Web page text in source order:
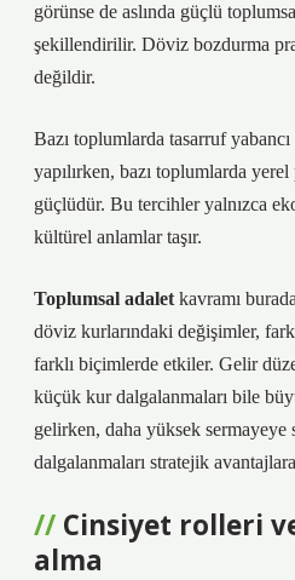
görünse de aslında güçlü
şekillendirilir. Döviz bozdurma
değildir.
Bazı toplumlarda tasarruf
yapılırken, bazı toplumlarda
güçlüdür. Bu tercihler yalnızca
kültürel anlamlar taşır.
Toplumsal adalet kavramı
döviz kurlarındaki değişimler,
farklı biçimlerde etkiler. Gelir
küçük kur dalgalanmaları bile
gelirken, daha yüksek sermayeye
dalgalanmaları stratejik
Cinsiyet rolleri
alma